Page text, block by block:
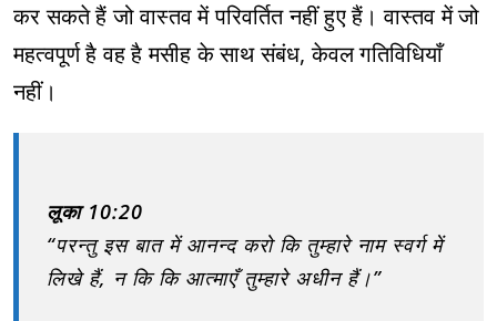
कर सकते हैं जो वास्तव में परिवर्तित नहीं हुए हैं। वास्तव में जो
महत्वपूर्ण है वह है मसीह के साथ संबंध, केवल गतिविधियाँ
नहीं।
लूका 10:20
“परन्तु इस बात में आनन्द करो कि तुम्हारे नाम स्वर्ग में
लिखे हैं, न कि कि आत्माएँ तुम्हारे अधीन हैं।”